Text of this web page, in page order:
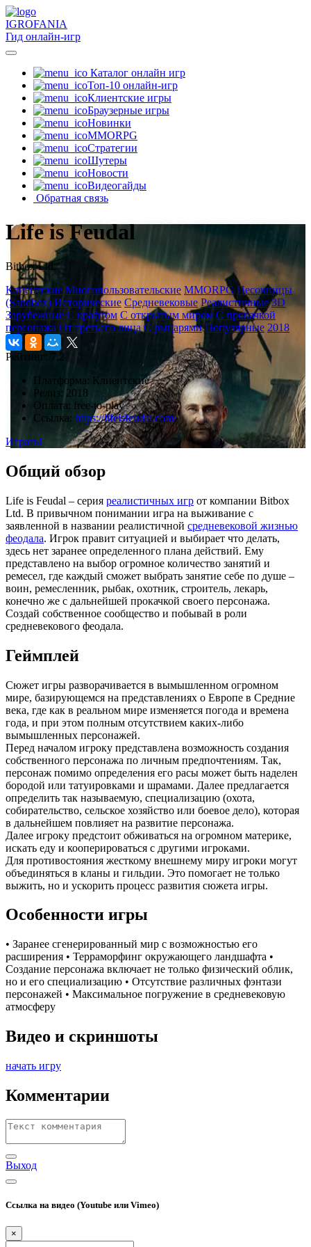
IGROFANIA
Гид онлайн-игр
Каталог онлайн игр
Топ-10 онлайн-игр
Клиентские игры
Браузерные игры
Новинки
MMORPG
Стратегии
Шутеры
Новости
Видеогайды
Обратная связь
Life is Feudal
Bitbox Ltd.
Клиентские Многопользовательские MMORPG Песочницы
(Sandbox) Исторические Средневековые Реалистичные 3D
Зарубежные С крафтом С открытым миром С прокачкой
персонажа От третьего лица С рыцарями Популярные 2018
Рейтинг:
7.2
Платформа: Клиентские
Релиз: 2018
Оплата: free-to-play
Ссылка: https://lifeisfeudal.com/
Играть!
Общий обзор
Life is Feudal – серия реалистичных игр от компании Bitbox
Ltd. В привычном понимании игра на выживание с
заявленной в названии реалистичной средневековой жизнью
феодала. Игрок правит ситуацией и выбирает что делать,
здесь нет заранее определенного плана действий. Ему
представлено на выбор огромное количество занятий и
ремесел, где каждый сможет выбрать занятие себе по душе –
воин, ремесленник, рыбак, охотник, строитель, лекарь,
конечно же с дальнейшей прокачкой своего персонажа.
Создай собственное сообщество и побывай в роли
средневекового феодала.
Геймплей
Сюжет игры разворачивается в вымышленном огромном
мире, базирующемся на представлениях о Европе в Средние
века, где как в реальном мире изменяется погода и времена
года, и при этом полным отсутствием каких-либо
вымышленных персонажей.
Перед началом игроку представлена возможность создания
собственного персонажа по личным предпочтениям. Так,
персонаж помимо определения его расы может быть наделен
бородой или татуировками и шрамами. Далее предлагается
определить так называемую, специализацию (охота,
собирательство, сельское хозяйство или боевое дело), которая
в дальнейшем повлияет на развитие персонажа.
Далее игроку предстоит обживаться на огромном материке,
искать еду и кооперироваться с другими игроками.
Для противостояния жесткому внешнему миру игроки могут
объединяться в кланы и гильдии. Это помогает не только
выжить, но и ускорить процесс развития сюжета игры.
Особенности игры
• Заранее сгенерированный мир с возможностью его
расширения • Терраморфинг окружающего ландшафта •
Создание персонажа включает не только физический облик,
но и его специализацию • Отсутствие различных фэнтази
персонажей • Максимальное погружение в средневековую
атмосферу
Видео и скриншоты
начать игру
Комментарии
Выход
Ссылка на видео (Youtube или Vimeo)
×